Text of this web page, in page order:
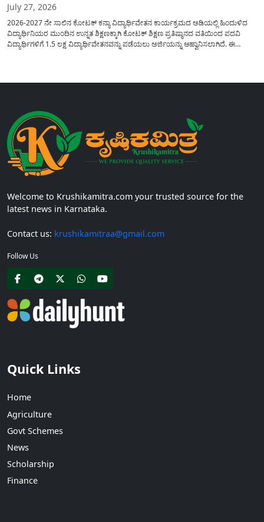
July 27, 2026
2026-2027 ನೇ ಸಾಲಿನ ಕೋಟಕ್ ಕನ್ಯಾ ವಿದ್ಯಾರ್ಥಿವೇತನ ಕಾರ್ಯಕ್ರಮದ ಅಡಿಯಲ್ಲಿ ಹಿಂದುಳಿದ
ವಿದ್ಯಾರ್ಥಿನಿಯರ ಮುಂದಿನ ಉನ್ನತ ಶಿಕ್ಷಣಕ್ಕಾಗಿ ಕೋಟಕ್ ಶಿಕ್ಷಣ ಪ್ರತಿಷ್ಠಾನದ ವತಿಯಿಂದ ಪದವಿ
ವಿದ್ಯಾರ್ಥಿಗಳಿಗೆ 1.5 ಲಕ್ಷ ವಿದ್ಯಾರ್ಥಿವೇತನವನ್ನು ಪಡೆಯಲು ಅರ್ಜಿಯನ್ನು ಆಹ್ವಾನಿಸಲಾಗಿದೆ. ಈ
Welcome to Krushikamitra.com your trusted source for the
latest news in Karnataka.
Contact us: krushikamitraa@gmail.com
Follow Us
Quick Links
Home
Agriculture
Govt Schemes
News
Scholarship
Finance